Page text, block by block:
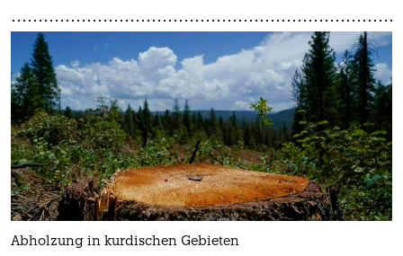
Abholzung in kurdischen Gebieten